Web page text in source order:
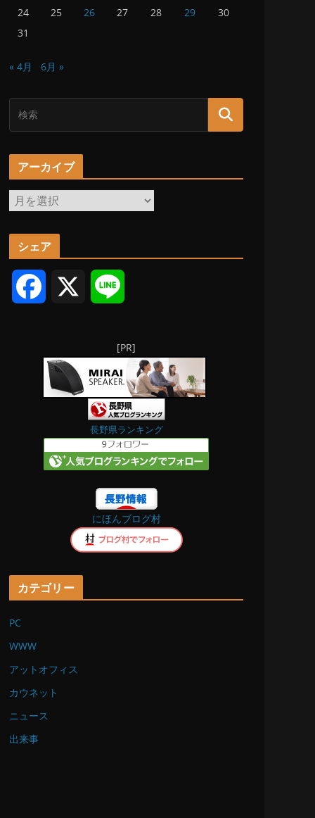
24
25 26 27 28 29
30
31
« 4月 6月 »
アーカイブ
ア
ー
カ
ブ
シェア
c
e
o
n
e
[PR]
長野県ランキング
にほんブログ村
カテゴリー
PC
WWW
アットオフィス
カウネット
ニュース
出来事